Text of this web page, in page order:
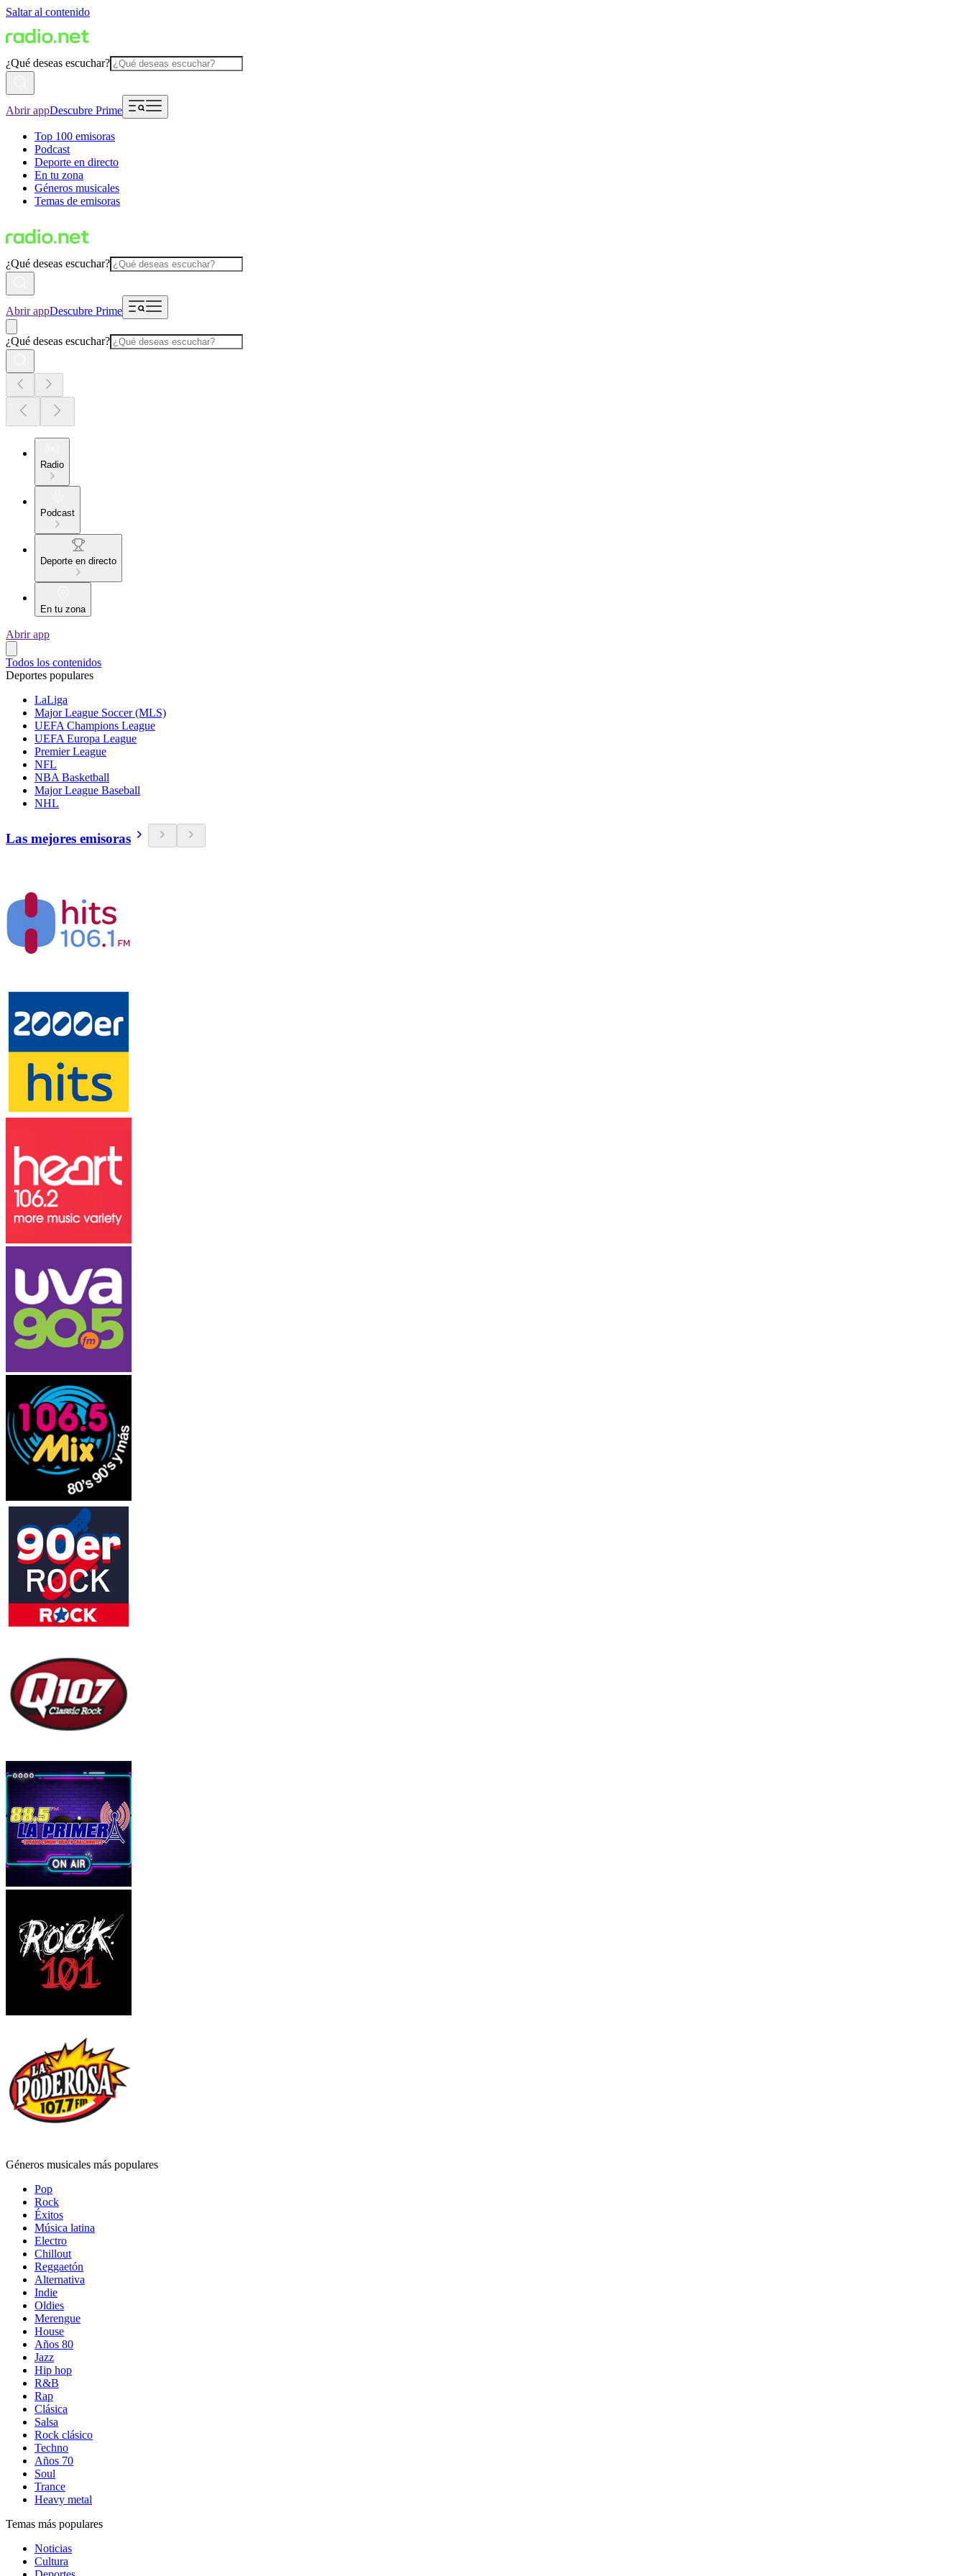
Saltar al contenido
¿Qué deseas escuchar?
Abrir appDescubre Prime
Top 100 emisoras
Podcast
Deporte en directo
En tu zona
Géneros musicales
Temas de emisoras
¿Qué deseas escuchar?
Abrir appDescubre Prime
¿Qué deseas escuchar?
Radio
Podcast
Deporte en directo
En tu zona
Abrir app
Todos los contenidos
Deportes populares
LaLiga
Major League Soccer (MLS)
UEFA Champions League
UEFA Europa League
Premier League
NFL
NBA Basketball
Major League Baseball
NHL
Las mejores emisoras
Géneros musicales más populares
Pop
Rock
Éxitos
Música latina
Electro
Chillout
Reggaetón
Alternativa
Indie
Oldies
Merengue
House
Años 80
Jazz
Hip hop
R&B
Rap
Clásica
Salsa
Rock clásico
Techno
Años 70
Soul
Trance
Heavy metal
Temas más populares
Noticias
Cultura